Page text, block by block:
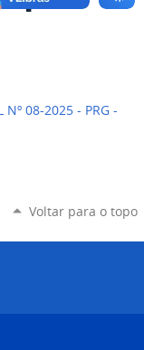
08-2025 - PRG -
Voltar para o topo